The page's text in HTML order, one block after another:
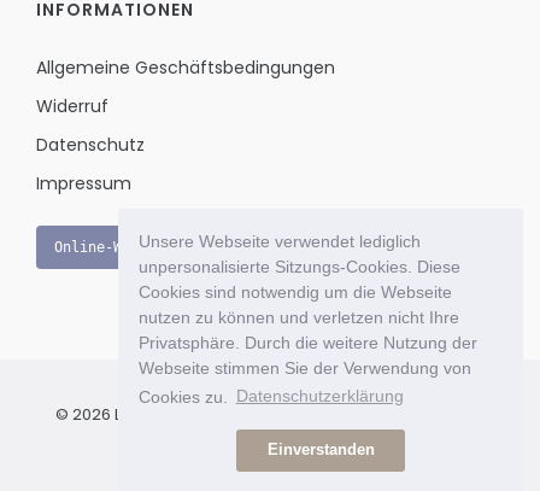
Unsere Webseite verwendet lediglich
unpersonalisierte Sitzungs-Cookies. Diese
Cookies sind notwendig um die Webseite
nutzen zu können und verletzen nicht Ihre
Privatsphäre. Durch die weitere Nutzung der
Webseite stimmen Sie der Verwendung von
Cookies zu.
Datenschutzerklärung
Einverstanden
INFORMATIONEN
Allgemeine Geschäftsbedingungen
Widerruf
Datenschutz
Impressum
Online-Widerruf
© 2026 Le Bon Jour - Das exklusive Einkaufsportal für Ihr
Wohnambiente mit Stil & Charme.